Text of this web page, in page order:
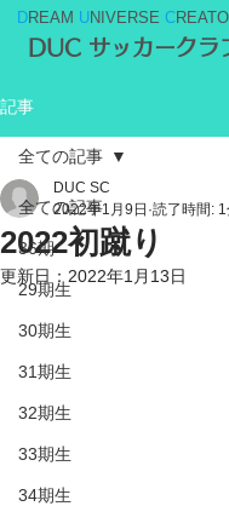
DREAM UNIVERSE C
DUC サッカークラ
記事
全ての記事
36期
29期生
30期生
31期生
32期生
33期生
34期生
全ての記事
2022初蹴り
DUC SC
2022年1月9日 読了時間:
更新日： 2022年1月13日